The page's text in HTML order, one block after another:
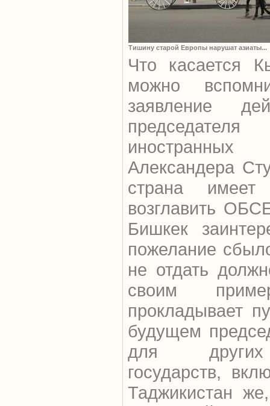
Тишину старой Европы нарушат азиаты...
Что касается
можно
заявление
Александера
страна
возглавить
Бишкек
пожелание
не отдать
своим
прокладывает
будущем
для других
государств,
Таджикистан